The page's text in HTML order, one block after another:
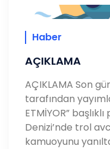
Haber
AÇIKLAMA
AÇIKLAMA Son
tarafından
ETMİYOR”
Denizi’nde trol
kamuoyunu